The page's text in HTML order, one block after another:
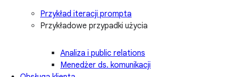
Przykład iteracji prompta
Przykładowe przypadki użycia
Analiza i public relations
Menedżer ds. komunikacji